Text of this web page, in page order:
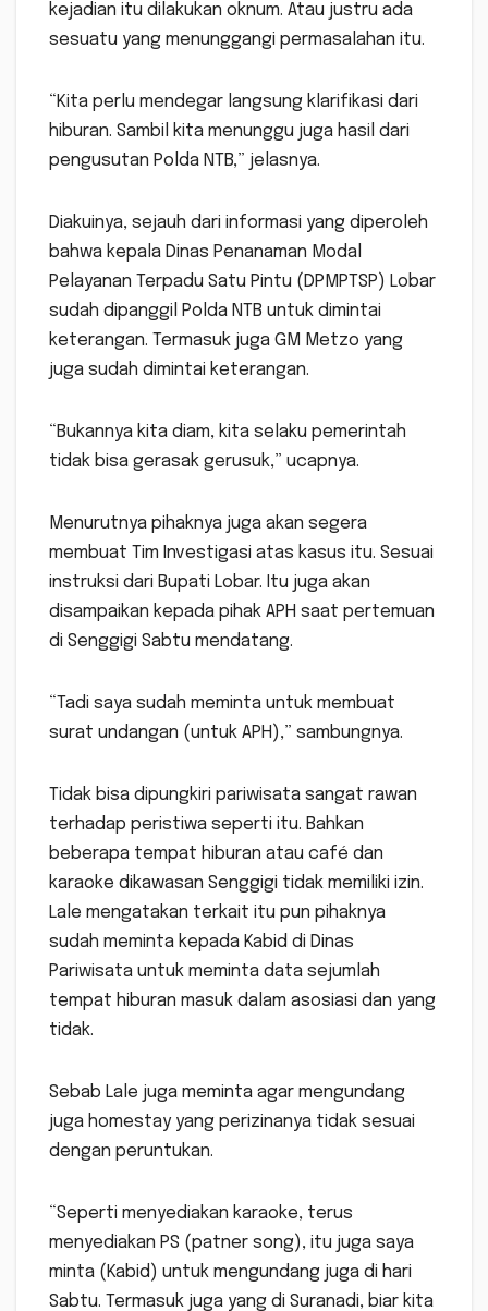
kejadian itu dilakukan oknum. Atau justru ada
sesuatu yang menunggangi permasalahan itu.
“Kita perlu mendegar langsung klarifikasi dari
hiburan. Sambil kita menunggu juga hasil dari
pengusutan Polda NTB,” jelasnya.
Diakuinya, sejauh dari informasi yang diperoleh
bahwa kepala Dinas Penanaman Modal
Pelayanan Terpadu Satu Pintu (DPMPTSP) Lobar
sudah dipanggil Polda NTB untuk dimintai
keterangan. Termasuk juga GM Metzo yang
juga sudah dimintai keterangan.
“Bukannya kita diam, kita selaku pemerintah
tidak bisa gerasak gerusuk,” ucapnya.
Menurutnya pihaknya juga akan segera
membuat Tim Investigasi atas kasus itu. Sesuai
instruksi dari Bupati Lobar. Itu juga akan
disampaikan kepada pihak APH saat pertemuan
di Senggigi Sabtu mendatang.
“Tadi saya sudah meminta untuk membuat
surat undangan (untuk APH),” sambungnya.
Tidak bisa dipungkiri pariwisata sangat rawan
terhadap peristiwa seperti itu. Bahkan
beberapa tempat hiburan atau café dan
karaoke dikawasan Senggigi tidak memiliki izin.
Lale mengatakan terkait itu pun pihaknya
sudah meminta kepada Kabid di Dinas
Pariwisata untuk meminta data sejumlah
tempat hiburan masuk dalam asosiasi dan yang
tidak.
Sebab Lale juga meminta agar mengundang
juga homestay yang perizinanya tidak sesuai
dengan peruntukan.
“Seperti menyediakan karaoke, terus
menyediakan PS (patner song), itu juga saya
minta (Kabid) untuk mengundang juga di hari
Sabtu. Termasuk juga yang di Suranadi, biar kita